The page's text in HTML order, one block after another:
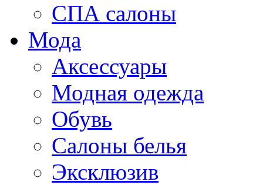
СПА салоны
Мода
Аксессуары
Модная одежда
Обувь
Салоны белья
Эксклюзив